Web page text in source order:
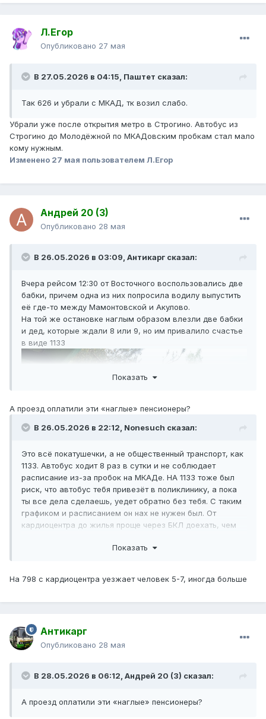
Л.Егор
Опубликовано 27 мая
В 27.05.2026 в 04:15, Паштет сказал:
Так 626 и убрали с МКАД, тк возил слабо.
Убрали уже после открытия метро в Строгино. Автобус из
Строгино до Молодёжной по МКАДовским пробкам стал мало
кому нужным.
Изменено 27 мая пользователем Л.Егор
Андрей 20 (3)
Опубликовано 28 мая
В 26.05.2026 в 03:09, Антикарг сказал:
Вчера рейсом 12:30 от Восточного воспользовались две
бабки, причем одна из них попросила водилу выпустить
еë где-то между Мамонтовской и Акулово.
На той же остановке наглым образом влезли две бабки
и дед, которые ждали 8 или 9, но им привалило счастье
в виде 1133
Показать
А проезд оплатили эти «наглые» пенсионеры?
В 26.05.2026 в 22:12, Nonesuch сказал:
Это всё покатушечки, а не общественный транспорт, как
1133. Автобус ходит 8 раз в сутки и не соблюдает
расписание из-за пробок на МКАДе. НА 1133 тоже был
риск, что автобус тебя привезёт в поликлинику, а пока
ты все дела сделаешь, уедет обратно без тебя. С таким
графиком и расписанием он нах не нужен был. От
кардиоцентра до жилья проще через БКЛ доехать, чем
кардиоцентра продлить по Рублёвскому шоссе с
Показать
На 798 с кардиоцентра уезжает человек 5-7, иногда больше
Антикарг
Опубликовано 28 мая
В 28.05.2026 в 06:12, Андрей 20 (3) сказал:
А проезд оплатили эти «наглые» пенсионеры?